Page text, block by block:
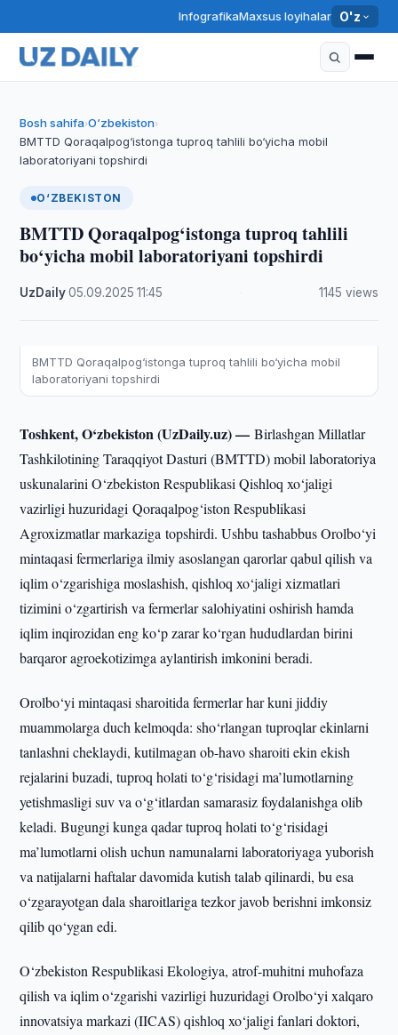
InfografikaMaxsus loyihalar O'z
Bosh sahifa›O‘zbekiston›
BMTTD Qoraqalpog‘istonga tuproq tahlili bo‘yicha mobil
laboratoriyani topshirdi
O‘ZBEKISTON
BMTTD Qoraqalpog‘istonga tuproq tahlili
bo‘yicha mobil laboratoriyani topshirdi
UzDaily·05.09.2025 ·11:45 1145 views
BMTTD Qoraqalpog‘istonga tuproq tahlili bo‘yicha mobil
laboratoriyani topshirdi
Toshkent, O‘zbekiston (UzDaily.uz) —Birlashgan Millatlar
Tashkilotining Taraqqiyot Dasturi (BMTTD) mobil laboratoriya
uskunalarini O‘zbekiston Respublikasi Qishloq xo‘jaligi
vazirligi huzuridagi Qoraqalpog‘iston Respublikasi
Agroxizmatlar markaziga topshirdi. Ushbu tashabbus Orolbo‘yi
mintaqasi fermerlariga ilmiy asoslangan qarorlar qabul qilish va
iqlim o‘zgarishiga moslashish, qishloq xo‘jaligi xizmatlari
tizimini o‘zgartirish va fermerlar salohiyatini oshirish hamda
iqlim inqirozidan eng ko‘p zarar ko‘rgan hududlardan birini
barqaror agroekotizimga aylantirish imkonini beradi.
Orolbo‘yi mintaqasi sharoitida fermerlar har kuni jiddiy
muammolarga duch kelmoqda: sho‘rlangan tuproqlar ekinlarni
tanlashni cheklaydi, kutilmagan ob-havo sharoiti ekin ekish
rejalarini buzadi, tuproq holati to‘g‘risidagi ma’lumotlarning
yetishmasligi suv va o‘g‘itlardan samarasiz foydalanishga olib
keladi. Bugungi kunga qadar tuproq holati to‘g‘risidagi
ma’lumotlarni olish uchun namunalarni laboratoriyaga yuborish
va natijalarni haftalar davomida kutish talab qilinardi, bu esa
o‘zgarayotgan dala sharoitlariga tezkor javob berishni imkonsiz
qilib qo‘ygan edi.
O‘zbekiston Respublikasi Ekologiya, atrof-muhitni muhofaza
qilish va iqlim o‘zgarishi vazirligi huzuridagi Orolbo‘yi xalqaro
innovatsiya markazi (IICAS) qishloq xo‘jaligi fanlari doktori,